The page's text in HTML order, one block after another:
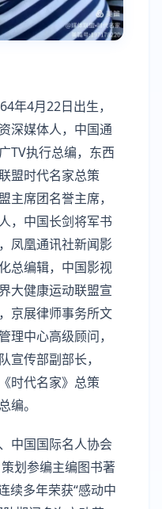
年4月22日出生，
深媒体人，中国通
TV执行总编，东西
盟时代名家总策
主席团名誉主席，
，中国长剑将军书
凤凰通讯社新闻影
总编辑，中国影视
大健康运动联盟宣
京展律师事务所文
理中心高级顾问，
宣传部副部长，
时代名家》总策
编。
中国国际名人协会
划参编主编图书著
续多年荣获“感动中